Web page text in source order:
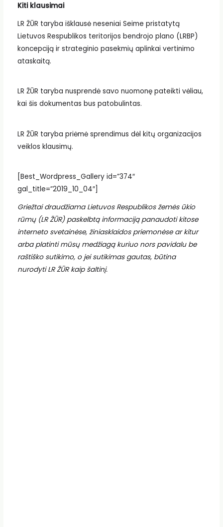
Kiti klausimai
LR ŽŪR taryba išklausė neseniai Seime pristatytą
Lietuvos Respublikos teritorijos bendrojo plano (LRBP)
koncepciją ir strateginio pasekmių aplinkai vertinimo
ataskaitą.
LR ŽŪR taryba nusprendė savo nuomonę pateikti vėliau,
kai šis dokumentas bus patobulintas.
LR ŽŪR taryba priėmė sprendimus dėl kitų organizacijos
veiklos klausimų.
[Best_Wordpress_Gallery id=”374″
gal_title=”2019_10_04″]
Griežtai draudžiama Lietuvos Respublikos žemės ūkio
rūmų (LR ŽŪR) paskelbtą informaciją panaudoti kitose
interneto svetainėse, žiniasklaidos priemonėse ar kitur
arba platinti mūsų medžiagą kuriuo nors pavidalu be
raštiško sutikimo, o jei sutikimas gautas, būtina
nurodyti LR ŽŪR kaip šaltinį.